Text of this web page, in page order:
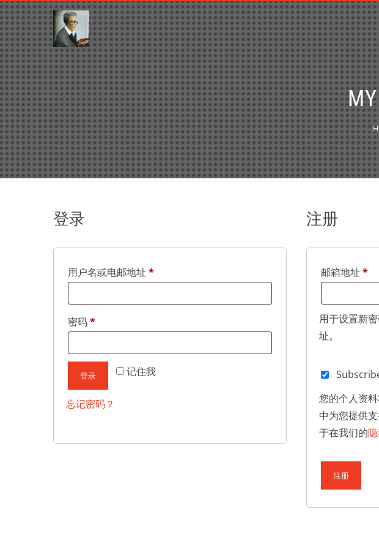
登录
用户名或电邮地址 *
密码*
记住我
登录
忘记密码？
注册
邮箱地址 *
用于设置新
址。
您的个人资
中为您提供
于在我们的
注册